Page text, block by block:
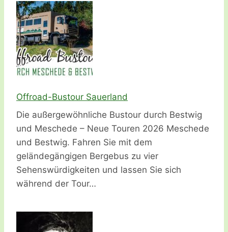
Offroad-Bustour Sauerland
Die außergewöhnliche Bustour durch Bestwig
und Meschede – Neue Touren 2026 Meschede
und Bestwig. Fahren Sie mit dem
geländegängigen Bergebus zu vier
Sehenswürdigkeiten und lassen Sie sich
während der Tour…